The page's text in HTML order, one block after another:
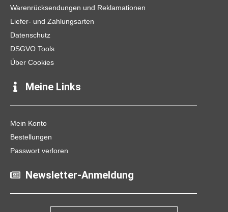
Warenrücksendungen und Reklamationen
Liefer- und Zahlungsarten
Datenschutz
DSGVO Tools
Über Cookies
Meine Links
Mein Konto
Bestellungen
Passwort verloren
Newsletter-Anmeldung